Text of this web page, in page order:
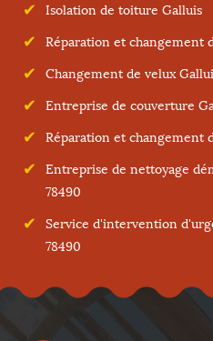
Isolation de toiture Galluis
Réparation et changement
Changement de velux
Entreprise de couverture
Réparation et changement
Entreprise de nettoyage
78490
Service d'intervention
78490